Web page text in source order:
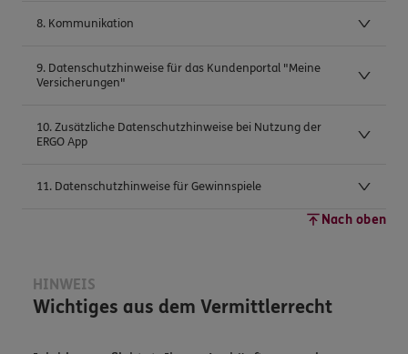
8. Kommunikation
9. Datenschutzhinweise für das Kundenportal "Meine
Versicherungen"
10. Zusätzliche Datenschutzhinweise bei Nutzung der
ERGO App
11. Datenschutzhinweise für Gewinnspiele
Nach oben
HINWEIS
Wichtiges aus dem Vermittlerrecht